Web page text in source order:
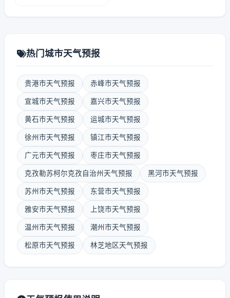
热门城市天气预报
贵港市天气预报 赤峰市天气预报
宣城市天气预报 嘉兴市天气预报
黄石市天气预报 运城市天气预报
徐州市天气预报 镇江市天气预报
广元市天气预报 枣庄市天气预报
克孜勒苏柯尔克孜自治州天气预报 黑河市天气预报
苏州市天气预报 东营市天气预报
雅安市天气预报 上饶市天气预报
温州市天气预报 潮州市天气预报
松原市天气预报 林芝地区天气预报